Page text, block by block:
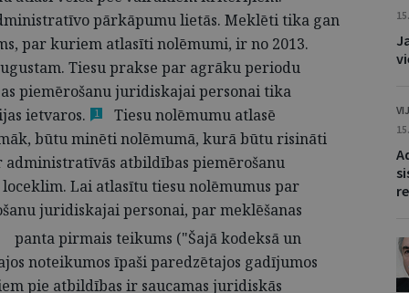
pārkāpumu lietās. Meklēti tika gan
par kuriem atlasīti nolēmumi, ir no 2013.
Tiesu prakse par agrāku periodu
piemērošanu juridiskajai personai tika
ietvaros. 1
Tiesu nolēmumu atlasē
būtu minēti nolēmumā, kurā būtu risināti
atbildības piemērošanu
Lai atlasītu tiesu nolēmumus par
juridiskajai personai, par meklēšanas
panta pirmais teikums ("Šajā kodeksā un
noteikumos īpaši paredzētajos gadījumos
pie atbildības ir saucamas juridiskās